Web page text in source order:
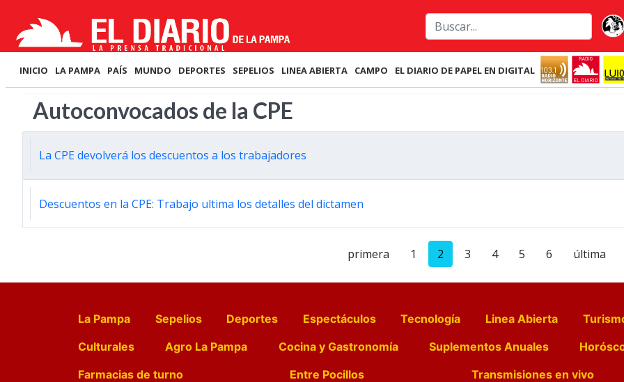
INICIO LA PAMPA PAÍS MUNDO DEPORTES SEPELIOS LINEA ABIERTA CAMPO EL DIARIO DE PAPEL EN DIGITAL
Autoconvocados de la CPE
La CPE devolverá los descuentos a los trabajadores
Descuentos en la CPE: Trabajo ultima los detalles del dictamen
primera 1 2 3 4 5 6 última
La Pampa Sepelios Deportes Espectáculos Tecnología Linea Abierta
Culturales
Agro La Pampa Cocina y Gastronomía Suplementos Anuales
Farmacias de turno
Entre Pocillos Transmisiones en vivo